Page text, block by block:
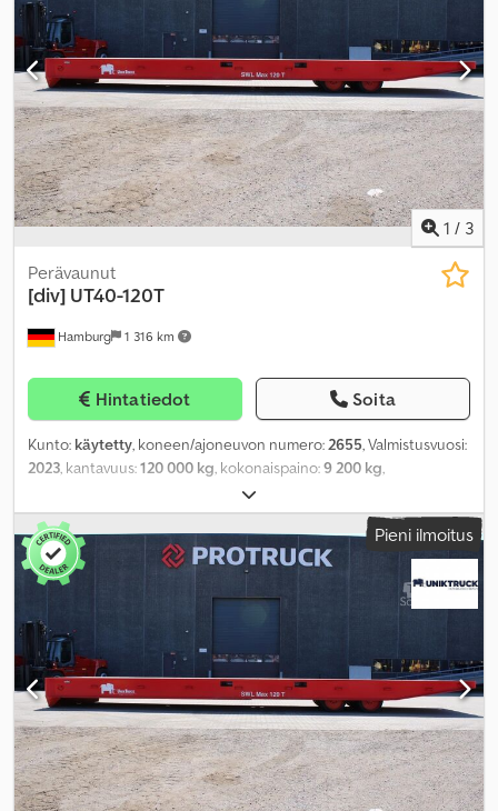
1 / 3
Hamburg 1 316 km
Perävaunut
[div] UT40-120T
Hintatiedot Soita
Kunto: käytetty, koneen/ajoneuvon numero:2655, Valmistusvuosi:
2023, kantavuus:120 000 kg, kokonaispaino:9 200 kg,
Pieni ilmoitus